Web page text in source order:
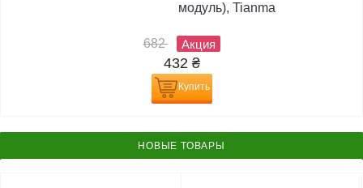
модуль), Tianma
682 Акция
432 ₴
Купить
НОВЫЕ ТОВАРЫ